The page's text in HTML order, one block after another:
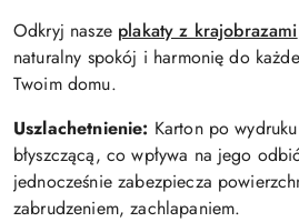
Odkryj nasze plakaty z krajobrazami
naturalny spokój i harmonię do
Twoim domu.
Uszlachetnienie: Karton po
błyszczącą, co wpływa na jego
jednocześnie zabezpiecza
zabrudzeniem, zachlapaniem.